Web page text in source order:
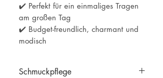
✔️ Perfekt für ein einmaliges Tragen
am großen Tag
✔️ Budget-freundlich, charmant und
modisch
Schmuckpflege